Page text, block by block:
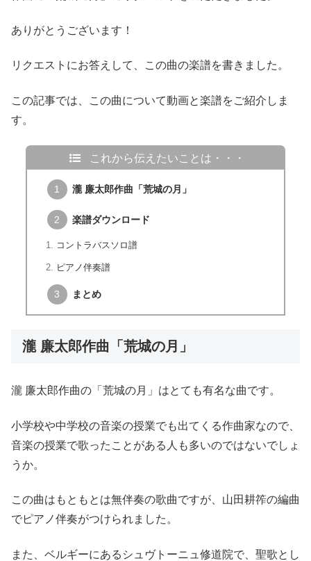
ありがとうございます！
リクエストにお答えして、この曲の楽譜を書きました。
この記事では、この曲について動画と楽譜をご紹介しま
す。
これから伝えたいことは・・・
瀧 廉太郎作曲「荒城の月」
楽譜ダウンロード
コントラバスソロ譜
ピアノ伴奏譜
まとめ
瀧 廉太郎作曲「荒城の月」
瀧 廉太郎作曲の「荒城の月」はとても有名な曲です。
小学校や中学校の音楽の授業でも出てくる作曲家なので、
音楽の授業で歌ったことがある人も多いのではないでしょ
うか。
この曲はもともとは無伴奏の歌曲ですが、山田耕筰の編曲
でピアノ伴奏がつけられました。
また、ベルギーにあるシュヴトーニュ修道院で、聖歌とし